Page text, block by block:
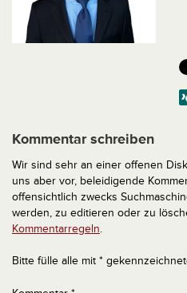
Kommentar schreiben
Wir sind sehr an einer offenen
uns aber vor, beleidigende
offensichtlich zwecks
werden, zu editieren oder zu
Kommentarregeln.
Bitte fülle alle mit *